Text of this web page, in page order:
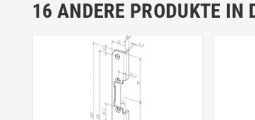
16 ANDERE PRODUKTE IN